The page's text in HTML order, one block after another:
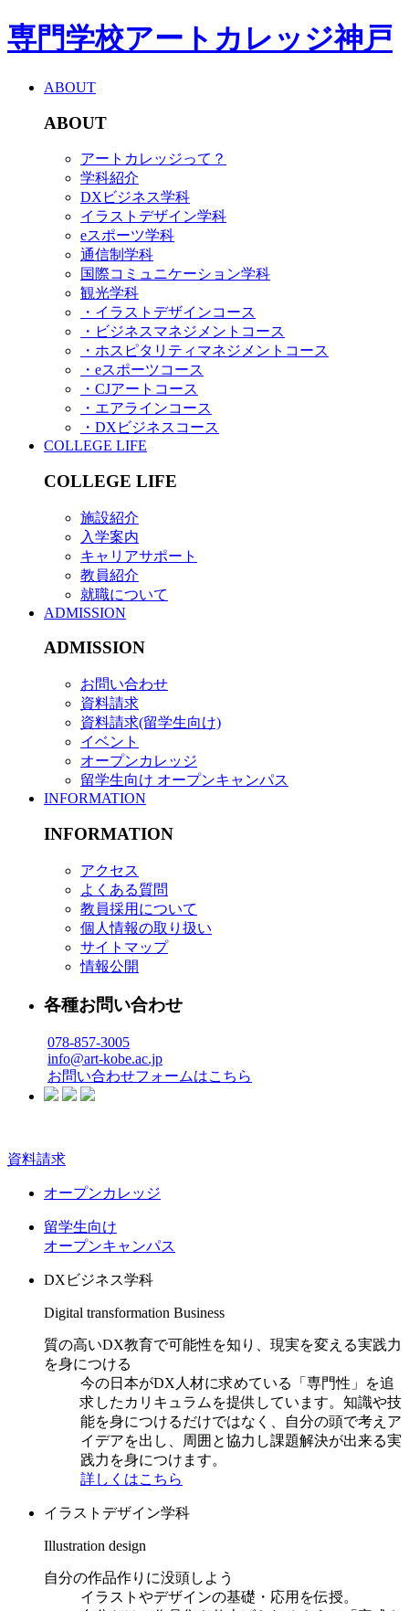
専門学校アートカレッジ神戸
ABOUT
ABOUT
アートカレッジって？
学科紹介
DXビジネス学科
イラストデザイン学科
eスポーツ学科
通信制学科
国際コミュニケーション学科
観光学科
・イラストデザインコース
・ビジネスマネジメントコース
・ホスピタリティマネジメントコース
・eスポーツコース
・CJアートコース
・エアラインコース
・DXビジネスコース
COLLEGE LIFE
COLLEGE LIFE
施設紹介
入学案内
キャリアサポート
教員紹介
就職について
ADMISSION
ADMISSION
お問い合わせ
資料請求
資料請求(留学生向け)
イベント
オープンカレッジ
留学生向け オープンキャンパス
INFORMATION
INFORMATION
アクセス
よくある質問
教員採用について
個人情報の取り扱い
サイトマップ
情報公開
各種お問い合わせ
078-857-3005
info@art-kobe.ac.jp
お問い合わせフォームはこちら
資料請求
オープンカレッジ
留学生向け
オープンキャンパス
DXビジネス学科
Digital transformation Business
質の高いDX教育で可能性を知り、現実を変える実践力
を身につける
今の日本がDX人材に求めている「専門性」を追
求したカリキュラムを提供しています。知識や技
能を身につけるだけではなく、自分の頭で考えア
イデアを出し、周囲と協力し課題解決が出来る実
践力を身につけます。
詳しくはこちら
イラストデザイン学科
Illustration design
自分の作品作りに没頭しよう
イラストやデザインの基礎・応用を伝授。